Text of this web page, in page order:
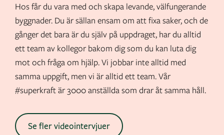
Hos får du vara med och skapa levande, välfungerande
byggnader. Du är sällan ensam om att fixa saker, och de
gånger det bara är du själv på uppdraget, har du alltid
ett team av kollegor bakom dig som du kan luta dig
mot och fråga om hjälp. Vi jobbar inte alltid med
samma uppgift, men vi är alltid ett team. Vår
#superkraft är 3000 anställda som drar åt samma håll.
Se fler videointervjuer